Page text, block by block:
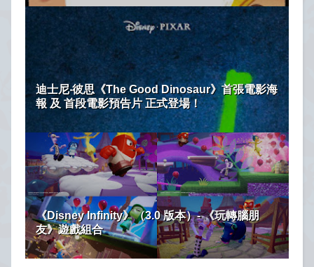
迪士尼‧彼思《The Good Dinosaur》首張電影海
報 及 首段電影預告片 正式登場！
《Disney Infinity》（3.0 版本）- 《玩轉腦朋
友》遊戲組合